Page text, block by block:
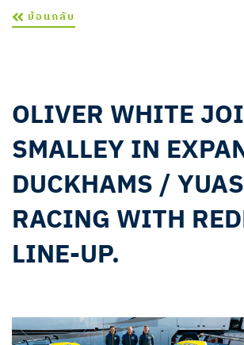
ย้อนกลับ
OLIVER WHITE
SMALLEY IN
DUCKHAMS /
RACING WITH
LINE-UP.